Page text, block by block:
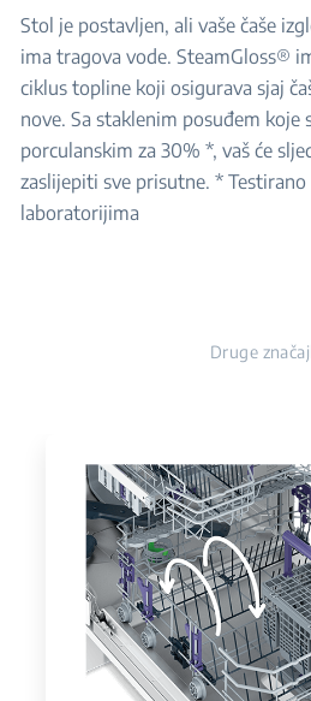
Stol je postavljen, ali vaše čaše
ima tragova vode. SteamGloss®
ciklus topline koji osigurava sjaj
nove. Sa staklenim posuđem koje
porculanskim za 30% *, vaš će
zaslijepiti sve prisutne. *
laboratorijima
Druge